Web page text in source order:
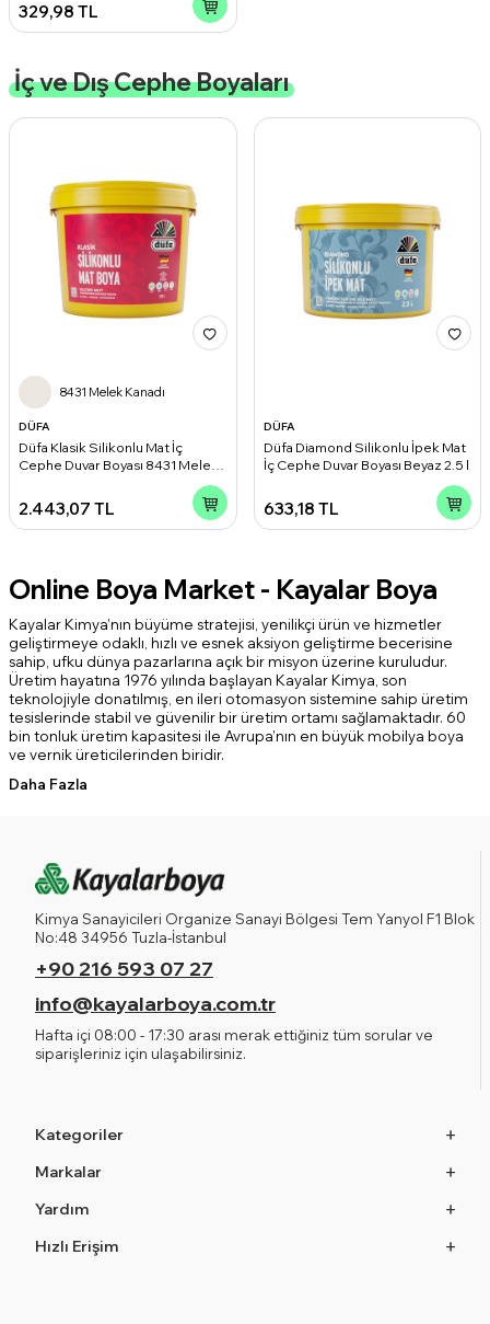
329,98 TL
İç ve Dış Cephe Boyaları
8431 Melek Kanadı
DÜFA
Düfa Klasik Silikonlu Mat İç
Cephe Duvar Boyası 8431 Melek
2.443,07 TL
DÜFA
Düfa Diamond Silikonlu İpek Mat
İç Cephe Duvar Boyası Beyaz 2.5 l
633,18 TL
Online Boya Market - Kayalar Boya
Kayalar Kimya’nın büyüme stratejisi, yenilikçi ürün ve hizmetler
geliştirmeye odaklı, hızlı ve esnek aksiyon geliştirme becerisine
sahip, ufku dünya pazarlarına açık bir misyon üzerine kuruludur.
Üretim hayatına 1976 yılında başlayan Kayalar Kimya, son
teknolojiyle donatılmış, en ileri otomasyon sistemine sahip üretim
tesislerinde stabil ve güvenilir bir üretim ortamı sağlamaktadır. 60
bin tonluk üretim kapasitesi ile Avrupa’nın en büyük mobilya boya
ve vernik üreticilerinden biridir.
Daha Fazla
Kimya Sanayicileri Organize Sanayi Bölgesi Tem Yanyol F1 Blok
No:48 34956 Tuzla-İstanbul
+90 216 593 07 27
info@kayalarboya.com.tr
Hafta içi 08:00 - 17:30 arası merak ettiğiniz tüm sorular ve
siparişleriniz için ulaşabilirsiniz.
Kategoriler
Markalar
Yardım
Hızlı Erişim